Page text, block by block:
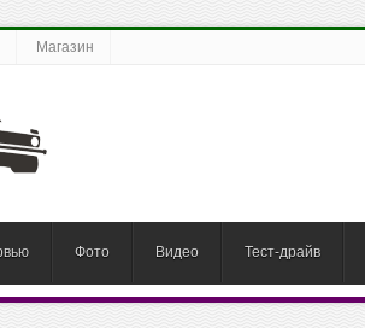
Магазин
Фото Видео Тест-драйв